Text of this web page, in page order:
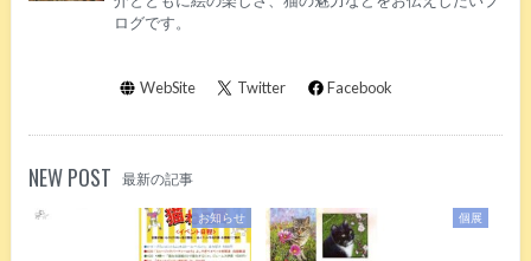
ログです。
WebSite Twitter Facebook
NEW POST 最新の記事
お知らせ 個展